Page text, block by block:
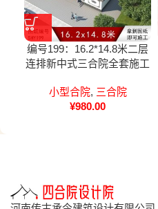
编号199：16.2*14.8米二层
连排新中式三合院全套施工
小型合院, 三合院
¥980.00